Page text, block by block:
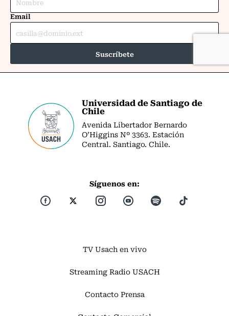
Universidad de Santiago de
Chile
Avenida Libertador Bernardo
O’Higgins Nº 3363. Estación
Central. Santiago. Chile.
Síguenos en:
TV Usach en vivo
Streaming Radio USACH
Contacto Prensa